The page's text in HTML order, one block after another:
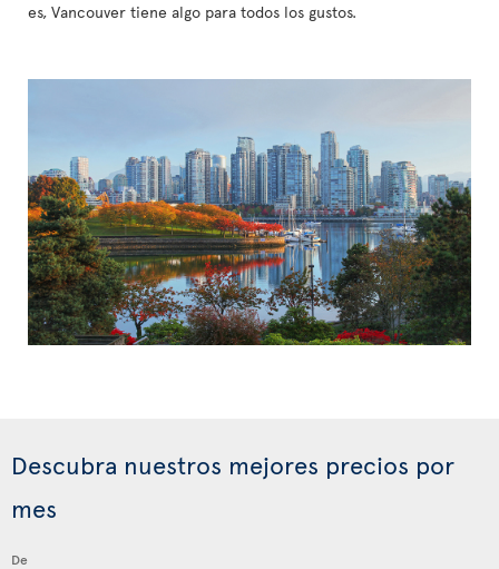
es, Vancouver tiene algo para todos los gustos.
Descubra nuestros mejores precios por
mes
De